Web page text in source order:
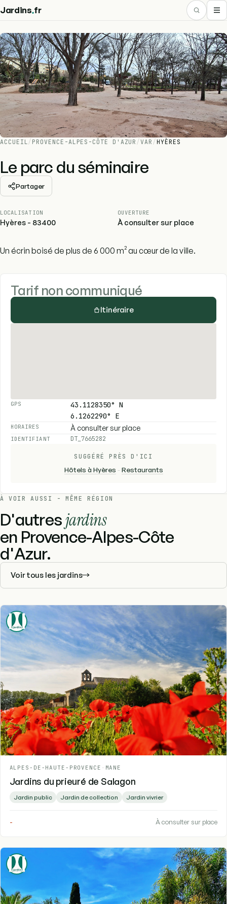
Jardins.fr
ACCUEIL/ PROVENCE-ALPES-CÔTE D'AZUR /VAR / HYÈRES
Le parc du séminaire
Partager
LOCALISATION
Hyères - 83400
OUVERTURE
À consulter sur place
Un écrin boisé de plus de 6 000 m² au cœur de la ville.
Tarif non communiqué
Itinéraire
GPS
43.1128350° N
6.1262290° E
HORAIRES À consulter sur place
IDENTIFIANT DT_7665282
SUGGÉRÉ PRÈS D'ICI
Hôtels à Hyères -Restaurants
À VOIR AUSSI - MÊME RÉGION
D'autresjardins
en Provence-Alpes-Côte
d'Azur.
Voir tous les jardins
ALPES-DE-HAUTE-PROVENCE - MANE
Jardins du prieuré de Salagon
Jardin public Jardin de collection Jardin vivrier
- À consulter sur place